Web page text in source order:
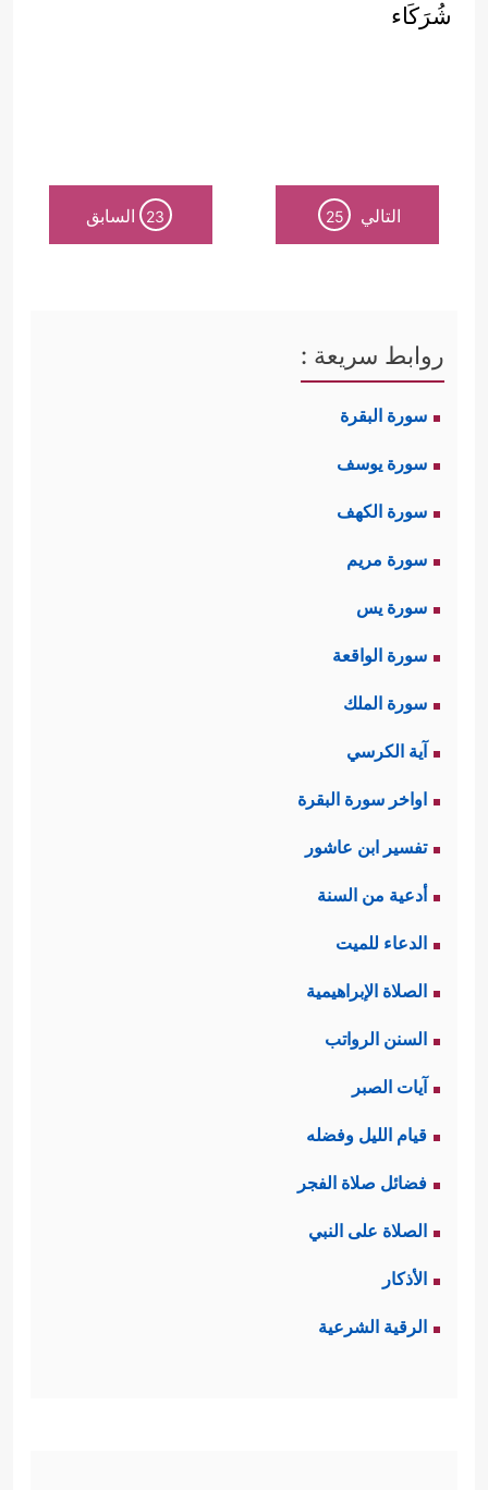
شُرَكَاء
التالي 25
23 السابق
روابط سريعة :
سورة البقرة
سورة يوسف
سورة الكهف
سورة مريم
سورة يس
سورة الواقعة
سورة الملك
آية الكرسي
اواخر سورة البقرة
تفسير ابن عاشور
أدعية من السنة
الدعاء للميت
الصلاة الإبراهيمية
السنن الرواتب
آيات الصبر
قيام الليل وفضله
فضائل صلاة الفجر
الصلاة على النبي
الأذكار
الرقية الشرعية